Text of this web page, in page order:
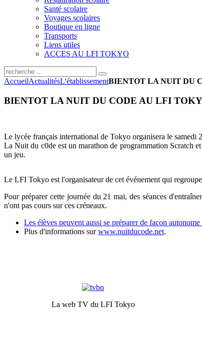
Santé scolaire
Voyages scolaires
Boutique en ligne
Transports
Liens utiles
ACCES AU LFI TOKYO
AccueilActualitésL'établissementBIENTOT LA NUIT DU
BIENTOT LA NUIT DU CODE AU LFI
Le lycée français international de Tokyo organisera le samedi
La Nuit du c0de est un marathon de programmation Scratch
un jeu.
Le LFI Tokyo est l'organisateur de cet événement qui
Pour préparer cette journée du 21 mai, des séances
n'ont pas cours sur ces créneaux.
Les élèves peuvent aussi se préparer de façon
Plus d'informations surwww.nuitducode.net.
La web TV du LFI Tokyo